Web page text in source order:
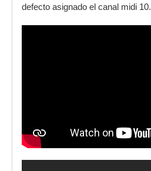
defecto asignado el canal midi 10.